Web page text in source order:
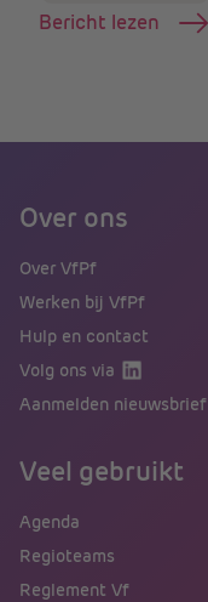
Bericht lezen
Over ons
Over VfPf
Werken bij VfPf
Hulp en contact
Volg ons via
Aanmelden nieuwsbrief
Veel gebruikt
Agenda
Regioteams
Reglement Vf